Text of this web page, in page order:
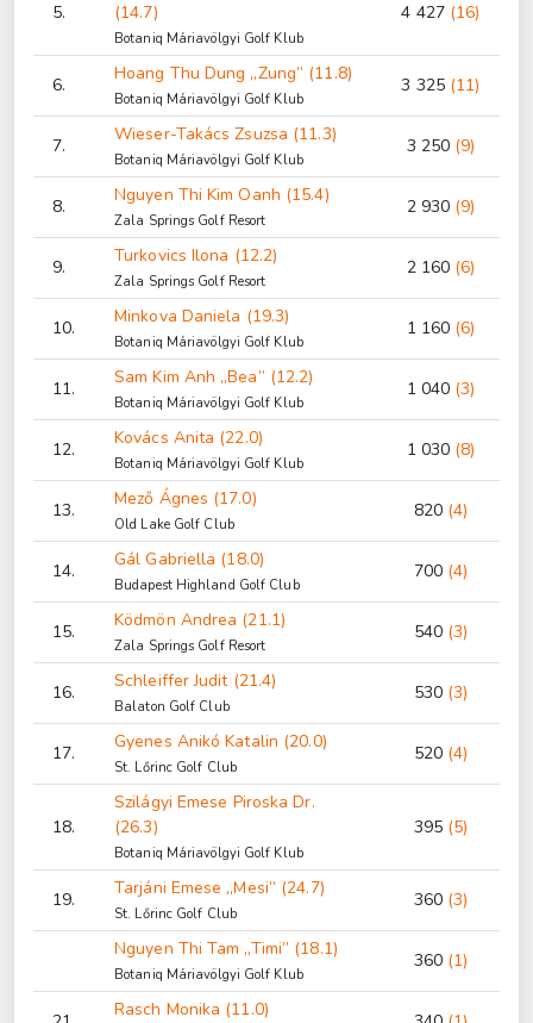
5.
(14.7)
Botaniq Máriavölgyi Golf Klub
4 427 (16)
6.
Hoang Thu Dung „Zung” (11.8)
Botaniq Máriavölgyi Golf Klub
3 325 (11)
7.
Wieser-Takács Zsuzsa (11.3)
Botaniq Máriavölgyi Golf Klub
3 250 (9)
8.
Nguyen Thi Kim Oanh (15.4)
Zala Springs Golf Resort
2 930 (9)
9.
Turkovics Ilona (12.2)
Zala Springs Golf Resort
2 160 (6)
10.
Minkova Daniela (19.3)
Botaniq Máriavölgyi Golf Klub
1 160 (6)
11.
Sam Kim Anh „Bea” (12.2)
Botaniq Máriavölgyi Golf Klub
1 040 (3)
12.
Kovács Anita (22.0)
Botaniq Máriavölgyi Golf Klub
1 030 (8)
13.
Mező Ágnes (17.0)
Old Lake Golf Club
820 (4)
14.
Gál Gabriella (18.0)
Budapest Highland Golf Club
700 (4)
15.
Ködmön Andrea (21.1)
Zala Springs Golf Resort
540 (3)
16.
Schleiffer Judit (21.4)
Balaton Golf Club
530 (3)
17.
Gyenes Anikó Katalin (20.0)
St. Lőrinc Golf Club
520 (4)
18.
Szilágyi Emese Piroska Dr.
(26.3)
Botaniq Máriavölgyi Golf Klub
395 (5)
19.
Tarjáni Emese „Mesi” (24.7)
St. Lőrinc Golf Club
360 (3)
Nguyen Thi Tam „Timi” (18.1)
Botaniq Máriavölgyi Golf Klub
360 (1)
Rasch Monika (11.0)